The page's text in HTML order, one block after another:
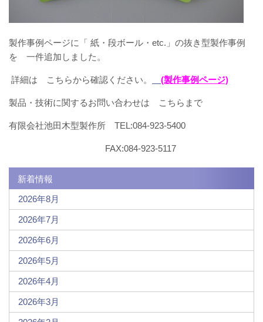
製作事例ページに「 紙・段ボール・etc.」の抜き型製作事例
を 一件追加しました。
詳細は こちらから確認ください。 (製作事例ページ)
製品・技術に関するお問い合わせは こちらまで
有限会社池田木型製作所 TEL:084-923-5400
FAX:084-923-5117
新着情報
2026年8月
2026年7月
2026年6月
2026年5月
2026年4月
2026年3月